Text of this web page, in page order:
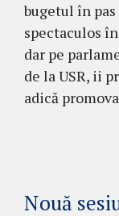
bugetul în
spectaculos
dar pe
de la USR, ii
adică
Nouă